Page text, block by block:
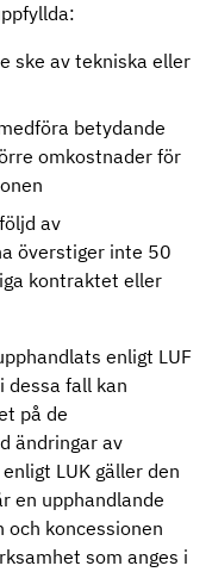
ske av tekniska eller
betydande
omkostnader för
av
överstiger inte 50
kontraktet eller
enligt LUF
dessa fall kan
på de
ändringar av
LUK gäller den
en upphandlande
och koncessionen
som anges i